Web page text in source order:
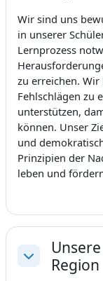
Wir sind uns
in unserer
Lernprozess
zu erreichen.
Fehlschlägen zu
unterstützen,
können. Unser
und
Prinzipien der
leben und
Einklappen
Region